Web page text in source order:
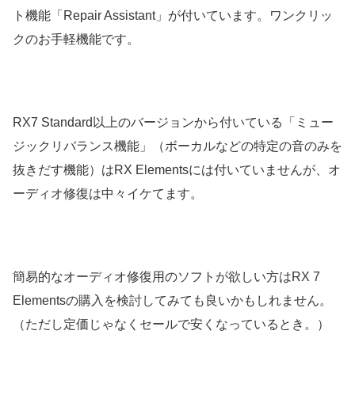
ト機能「Repair Assistant」が付いています。
ワンクリッ
クのお手軽機能です。
RX7 Standard以上のバージョンから付いている「ミュー
ジックリバランス機能」（ボーカルなどの特定の音のみを
抜きだす機能）はRX Elementsには付いていませんが、オ
ーディオ修復は中々イケてます。
簡易的なオーディオ修復用のソフトが欲しい方はRX 7
Elementsの購入を検討してみても良いかもしれません。
（ただし定価じゃなくセールで安くなっているとき。）